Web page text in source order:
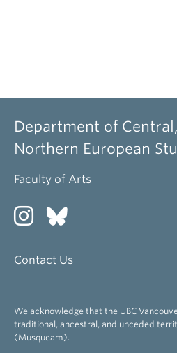
Department of
Northern European
Faculty of Arts
Contact Us
We acknowledge that the UBC
traditional, ancestral, and unceded
(Musqueam).